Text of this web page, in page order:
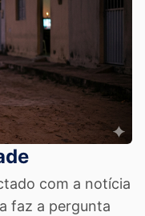
com a notícia
faz a pergunta